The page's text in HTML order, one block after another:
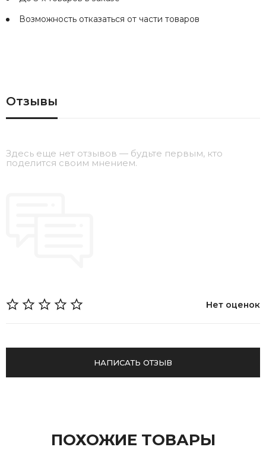
Возможность отказаться от части товаров
Отзывы
Здесь еще нет отзывов — будьте первым, кто
поделится своим мнением.
Нет оценок
НАПИСАТЬ ОТЗЫВ
ПОХОЖИЕ ТОВАРЫ